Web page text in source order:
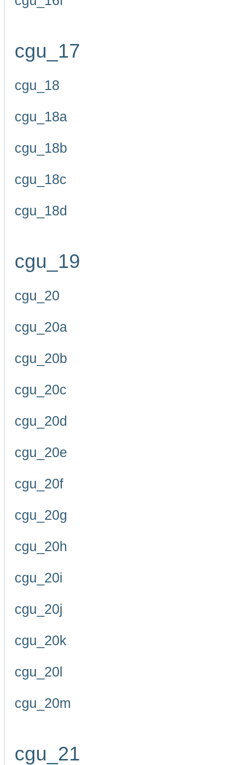
cgu_17
cgu_18
cgu_18a
cgu_18b
cgu_18c
cgu_18d
cgu_19
cgu_20
cgu_20a
cgu_20b
cgu_20c
cgu_20d
cgu_20e
cgu_20f
cgu_20g
cgu_20h
cgu_20i
cgu_20j
cgu_20k
cgu_20l
cgu_20m
cgu_21